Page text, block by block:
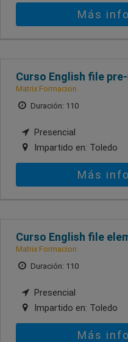
Más
Curso English file
Matrix Formacion
Duración: 110
Presencial
Impartido en: Toledo
Más
Curso English file
Matrix Formacion
Duración: 110
Presencial
Impartido en: Toledo
Más